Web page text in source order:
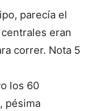
parecía el
eran
correr. Nota 5
los 60
pésima